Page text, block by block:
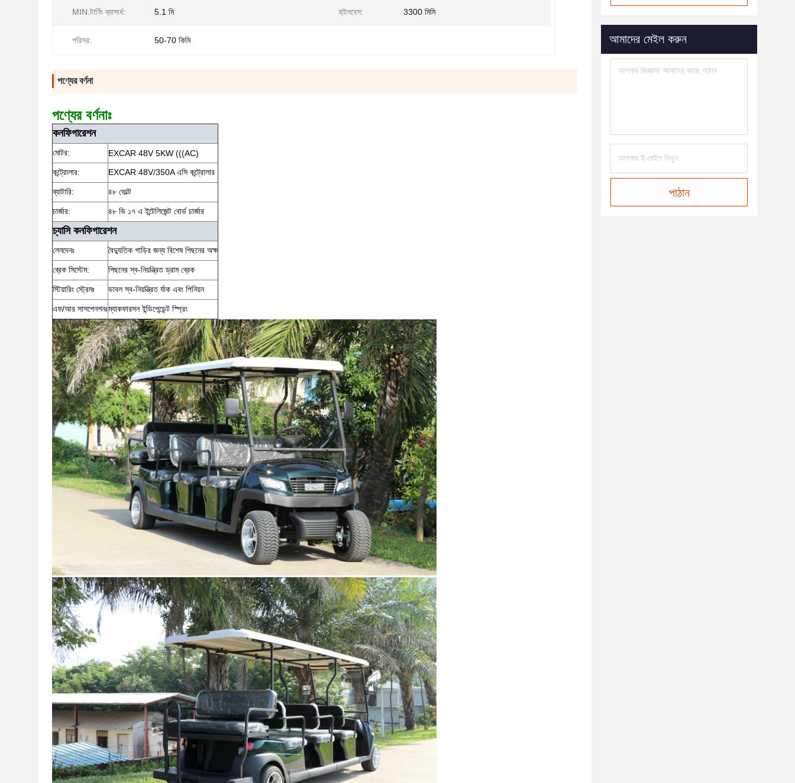
MIN.টার্নিং ব্যাসার্ধ: 5.1 মি হুইলবেস: 3300 মিমি
পরিসর: 50-70 কিমি
পণ্যের বর্ণনা
পণ্যের বর্ণনাঃ
কনফিগারেশন
মোটর:
EXCAR 48V 5KW (((AC)
কন্ট্রোলার:
EXCAR 48V/350A এসি কন্ট্রোলার
ব্যাটারি: ৪৮ ভোল্ট
চার্জার: ৪৮ ভি ১৭ এ ইন্টেলিজেন্ট বোর্ড চার্জার
চ্যাসি কনফিগারেশন
লেনদেনঃ বৈদ্যুতিক গাড়ির জন্য বিশেষ পিছনের অক্ষ
ব্রেক সিস্টেম: পিছনের স্ব-নিয়ন্ত্রিত ড্রাম ব্রেক
স্টিয়ারিং স্ট্রেমঃ ডাবল স্ব-নিয়ন্ত্রিত র্যাক এবং পিনিয়ন
এফ/আর সাসপেনশনঃম্যাকফারসন ইন্ডিপেন্ডেন্ট স্প্রিং
আমাদের মেইল করুন
পাঠান